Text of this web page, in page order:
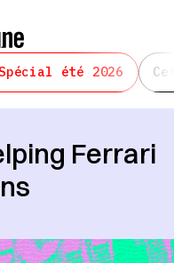
été 2026
Ferrari